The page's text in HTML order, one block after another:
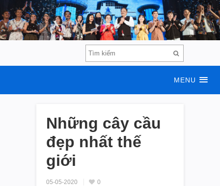
MENU
Những cây cầu
đẹp nhất thế
giới
05-05-2020 0